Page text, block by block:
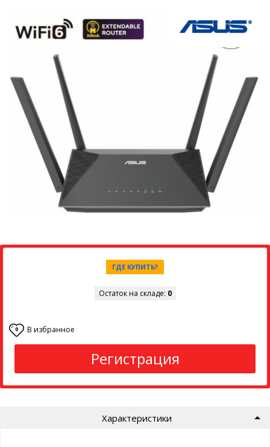
ГДЕ КУПИТЬ?
Остаток на складе: 0
0 В избранное
Регистрация
Характеристики